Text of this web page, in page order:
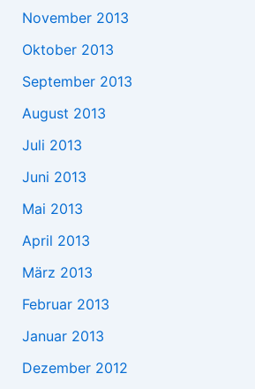
November 2013
Oktober 2013
September 2013
August 2013
Juli 2013
Juni 2013
Mai 2013
April 2013
März 2013
Februar 2013
Januar 2013
Dezember 2012